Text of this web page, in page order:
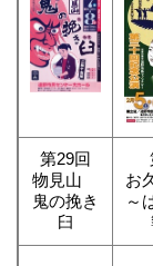
第29回
物見山
鬼の挽き
臼
お
～